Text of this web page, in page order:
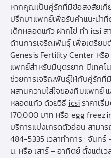
หากคุณเป็นคู่รักที่มีข้อสงสัยเ
ปรึกษาแพทย์เพื่อรับคำแนะนำ
เด็กหลอดแก้ว ฝากไข่ ทำ icsi
ด้านการเจริญพันธุ์ เพื่อเตรีย
Genesis Fertility Center หรื
แพทย์สำหรับมีบุตรยาก มีเทคโ
ช่วยการเจริญพันธ์ุให้กับคู่รักที่
ผสานความใส่ใจของทีมแพทย์
หลอดแก้ว ด้วยวิธีicsiราคาเริ่
170,000 บาท หรือ egg
บริการแบ่งเกรดตัวอ่อน สามา
484-5335 เวลาทำการ : จันท
น. หรือ เสาร์ – อาทิตย์ ตั้งแต่เ